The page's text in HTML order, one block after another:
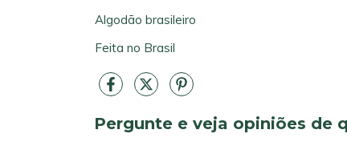
Algodão brasileiro
Feita no Brasil
Pergunte e veja opiniões de